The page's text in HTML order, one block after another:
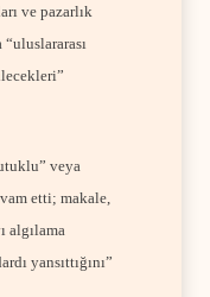
ve pazarlık
veya
etti; makale,
algılama
yansıttığını”